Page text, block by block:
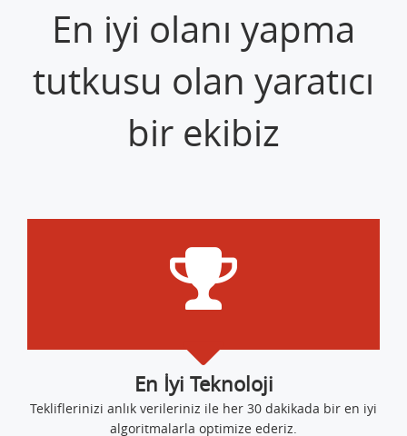
En iyi olanı yapma
tutkusu olan yaratıcı
bir ekibiz
En İyi Teknoloji
Tekliflerinizi anlık verileriniz ile her 30 dakikada bir en iyi
algoritmalarla optimize ederiz.